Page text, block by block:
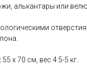
алькантары или
x 70 см, вес 4.5-5 кг.